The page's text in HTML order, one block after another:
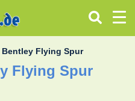
Bentley Flying Spur
Flying Spur